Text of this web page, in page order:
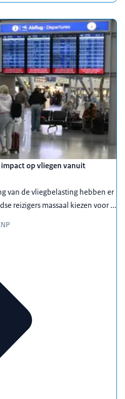
op vliegen vanuit
van de vliegbelasting hebben er
reizigers massaal kiezen voor ...